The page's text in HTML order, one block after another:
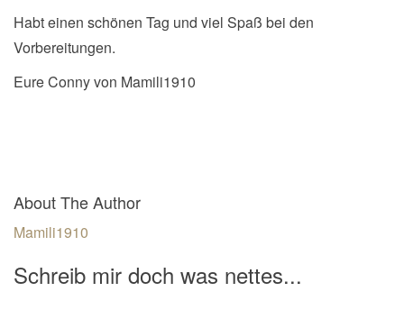
Habt einen schönen Tag und viel Spaß bei den
Vorbereitungen.
Eure Conny von Mamili1910
About The Author
Mamili1910
Schreib mir doch was nettes...